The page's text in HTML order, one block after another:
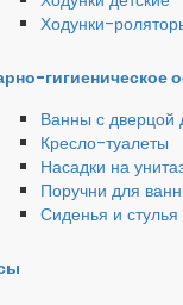
Ходунки-
гигиеническое
Ванны с дверцой
Кресло-туалеты
Насадки на
Поручни для
Сиденья и